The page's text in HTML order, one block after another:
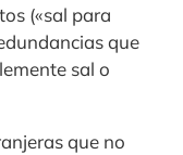
(«sal para
que
sal o
que no